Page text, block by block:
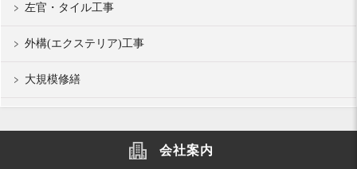
左官・タイル工事
外構(エクステリア)工事
大規模修繕
会社案内